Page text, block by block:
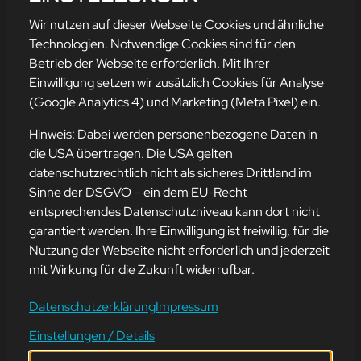
mehr erfahren
Adresse
mission-webstyle oHG
Bürgermeister-Regitz-Straße 40
66539 Neunkirchen
E-Mail:kontakt@mission-webstyle.de
Navigation
Webseitenerstellung
Webseite mieten
Webseiten Betreuung
Über Uns
Kontakt
Leistungen
Wir nutzen auf dieser Webseite Cookies und ähnliche
Technologien. Notwendige Cookies sind für den
Betrieb der Webseite erforderlich. Mit Ihrer
Einwilligung setzen wir zusätzlich Cookies für Analyse
(Google Analytics 4) und Marketing (Meta Pixel) ein.
Hinweis: Dabei werden personenbezogene Daten in
die USA übertragen. Die USA gelten
datenschutzrechtlich nicht als sicheres Drittland im
Sinne der DSGVO – ein dem EU-Recht
entsprechendes Datenschutzniveau kann dort nicht
garantiert werden. Ihre Einwilligung ist freiwillig, für die
Nutzung der Webseite nicht erforderlich und jederzeit
mit Wirkung für die Zukunft widerrufbar.
DatenschutzerklärungImpressum
Einstellungen / Details